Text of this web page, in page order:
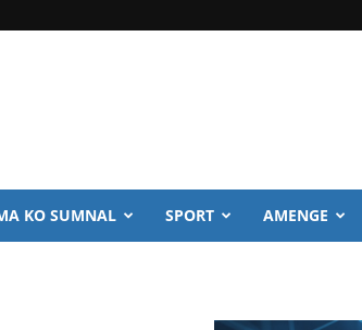
KO SUMNAL SPORT AMENGE